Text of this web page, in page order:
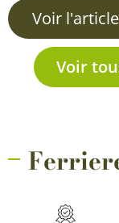
Voir l'article
Voir